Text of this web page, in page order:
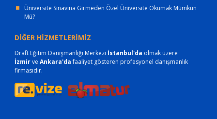
Üniversite Sınavına Girmeden Özel Üniversite Okumak Mümkün
Mü?
DİĞER HİZMETLERİMİZ
Draft Eğitim Danışmanlığı Merkezi İstanbul'da olmak üzere
İzmirve Ankara'dafaaliyet gösteren profesyonel danışmanlık
firmasıdır.